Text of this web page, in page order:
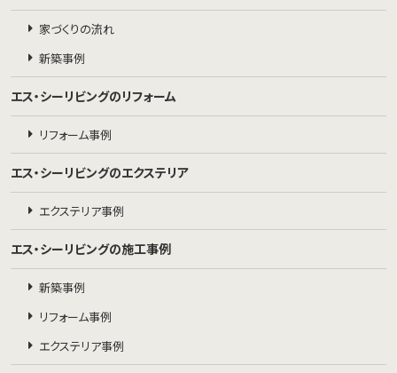
家づくりの流れ
新築事例
エス・シーリビングのリフォーム
リフォーム事例
エス・シーリビングのエクステリア
エクステリア事例
エス・シーリビングの施工事例
新築事例
リフォーム事例
エクステリア事例